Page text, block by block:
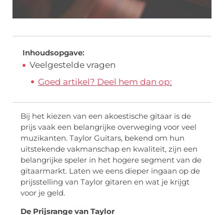
Inhoudsopgave:
Veelgestelde vragen
Goed artikel? Deel hem dan op:
Bij het kiezen van een akoestische gitaar is de
prijs vaak een belangrijke overweging voor veel
muzikanten. Taylor Guitars, bekend om hun
uitstekende vakmanschap en kwaliteit, zijn een
belangrijke speler in het hogere segment van de
gitaarmarkt. Laten we eens dieper ingaan op de
prijsstelling van Taylor gitaren en wat je krijgt
voor je geld.
De Prijsrange van Taylor